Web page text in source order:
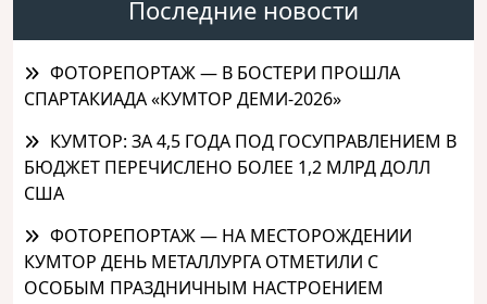
Последние новости
ФОТОРЕПОРТАЖ — В БОСТЕРИ ПРОШЛА
СПАРТАКИАДА «КУМТОР ДЕМИ-2026»
КУМТОР: ЗА 4,5 ГОДА ПОД ГОСУПРАВЛЕНИЕМ В
БЮДЖЕТ ПЕРЕЧИСЛЕНО БОЛЕЕ 1,2 МЛРД ДОЛЛ
США
ФОТОРЕПОРТАЖ — НА МЕСТОРОЖДЕНИИ
КУМТОР ДЕНЬ МЕТАЛЛУРГА ОТМЕТИЛИ С
ОСОБЫМ ПРАЗДНИЧНЫМ НАСТРОЕНИЕМ